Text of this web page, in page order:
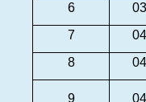
6
7
8
9